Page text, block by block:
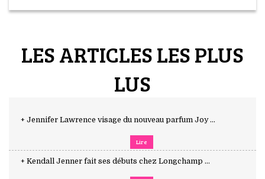
LES ARTICLES LES PLUS
LUS
+ Jennifer Lawrence visage du nouveau parfum Joy ...
Lire
+ Kendall Jenner fait ses débuts chez Longchamp ...